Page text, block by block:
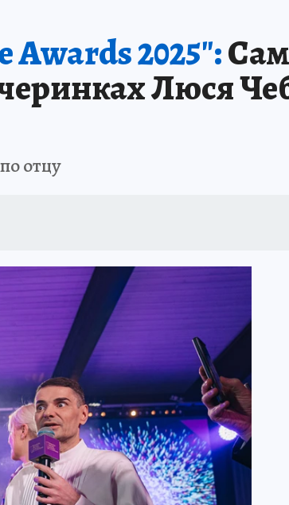
2025":
Люся
отцу